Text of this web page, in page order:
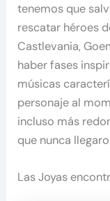
tenemos que
rescatar héroes
Castlevania,
haber fases
músicas
personaje al
incluso más
que nunca
Las Joyas